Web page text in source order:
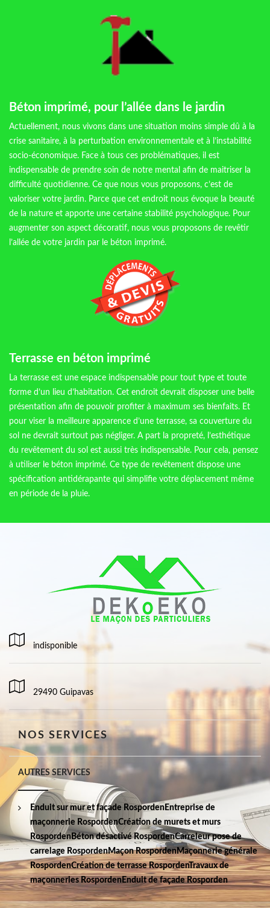
Béton imprimé, pour l’allée dans le jardin
Actuellement, nous vivons dans une situation moins simple dû à la
crise sanitaire, à la perturbation environnementale et à l’instabilité
socio-économique. Face à tous ces problématiques, il est
indispensable de prendre soin de notre mental afin de maitriser la
difficulté quotidienne. Ce que nous vous proposons, c’est de
valoriser votre jardin. Parce que cet endroit nous évoque la beauté
de la nature et apporte une certaine stabilité psychologique. Pour
augmenter son aspect décoratif, nous vous proposons de revêtir
l’allée de votre jardin par le béton imprimé.
Terrasse en béton imprimé
La terrasse est une espace indispensable pour tout type et toute
forme d’un lieu d’habitation. Cet endroit devrait disposer une belle
présentation afin de pouvoir profiter à maximum ses bienfaits. Et
pour viser la meilleure apparence d’une terrasse, sa couverture du
sol ne devrait surtout pas négliger. A part la propreté, l’esthétique
du revêtement du sol est aussi très indispensable. Pour cela, pensez
à utiliser le béton imprimé. Ce type de revêtement dispose une
spécification antidérapante qui simplifie votre déplacement même
en période de la pluie.
indisponible
29490 Guipavas
NOS SERVICES
AUTRES SERVICES
Enduit sur mur et façade Rosporden Entreprise de
maçonnerie RospordenCréation de murets et murs
RospordenBéton désactivé RospordenCarreleur pose de
carrelage RospordenMaçon RospordenMaçonnerie générale
RospordenCréation de terrasse RospordenTravaux de
maçonneries Rosporden Enduit de façade Rosporden